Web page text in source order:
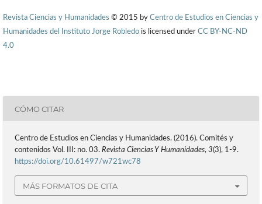
Revista Ciencias y Humanidades © 2015 by Centro de Estudios en Ciencias y
Humanidades del Instituto Jorge Robledo is licensed under CC BY-NC-ND
4.0
CÓMO CITAR
Centro de Estudios en Ciencias y Humanidades. (2016). Comités y
contenidos Vol. III: no. 03. Revista Ciencias Y Humanidades, 3(3), 1-9.
https://doi.org/10.61497/w721wc78
MÁS FORMATOS DE CITA